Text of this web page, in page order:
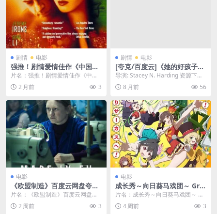
剧情 电影
强推！剧情爱情佳作《中国
匣》1997法国日本美国合拍版
全集资源 中英双语
片名：强推！剧情爱情佳作《中国
匣》1997法国日本美国合拍版全集
资源 中英双语 ...
2 月前 3
剧情 电影
[夸克/百度云]《她的好孩子名
单》-2024-1080P节日合家欢-
喜剧/家庭-[US]
导演: Stacey N. Harding 资源下
载：她的好孩子名单下载阿里云
盘...8 月前 56
电影
《欧盟制造》百度云网盘夸克
下载.阿里云盘.中字.(2025)
片名：《欧盟制造》百度云网盘夸
克下载.阿里云盘.中字.(2025) 分
类：电影 ...
2 周前 3
电影
成长秀～向日葵马戏团～ Gro
w Up Show～向日葵马戏团
～
片名：成长秀～向日葵马戏团～ Gr
ow Up Show～向日葵马戏团～ 分
类：电...
4 周前 3